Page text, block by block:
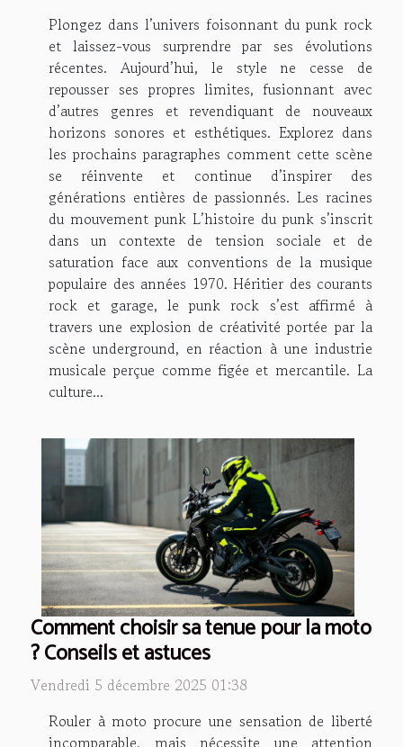
Plongez dans l’univers foisonnant du punk rock
et laissez-vous surprendre par ses évolutions
récentes. Aujourd’hui, le style ne cesse de
repousser ses propres limites, fusionnant avec
d’autres genres et revendiquant de nouveaux
horizons sonores et esthétiques. Explorez dans
les prochains paragraphes comment cette scène
se réinvente et continue d’inspirer des
générations entières de passionnés. Les racines
du mouvement punk L’histoire du punk s’inscrit
dans un contexte de tension sociale et de
saturation face aux conventions de la musique
populaire des années 1970. Héritier des courants
rock et garage, le punk rock s’est affirmé à
travers une explosion de créativité portée par la
scène underground, en réaction à une industrie
musicale perçue comme figée et mercantile. La
culture...
Comment choisir sa tenue pour la moto
? Conseils et astuces
Vendredi 5 décembre 2025 01:38
Rouler à moto procure une sensation de liberté